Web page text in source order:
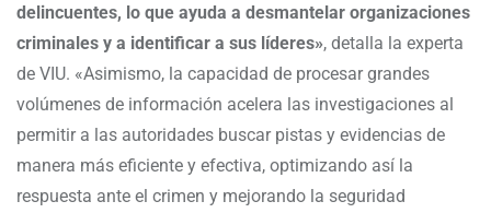
delincuentes, lo que ayuda a desmantelar organizaciones
criminales y a identificar a sus líderes», detalla la experta
de VIU. «Asimismo, la capacidad de procesar grandes
volúmenes de información acelera las investigaciones al
permitir a las autoridades buscar pistas y evidencias de
manera más eficiente y efectiva, optimizando así la
respuesta ante el crimen y mejorando la seguridad